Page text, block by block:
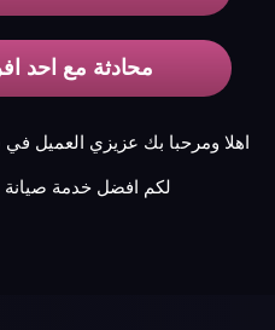
محادثة مع احد
اهلا ومرحبا بك عزيزي العميل
لكم افضل خدمة صيانة